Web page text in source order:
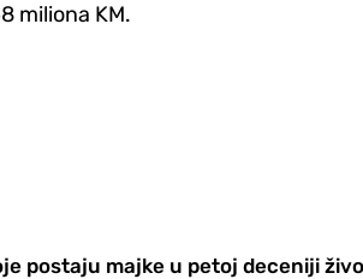
miliona KM.
postaju majke u petoj deceniji